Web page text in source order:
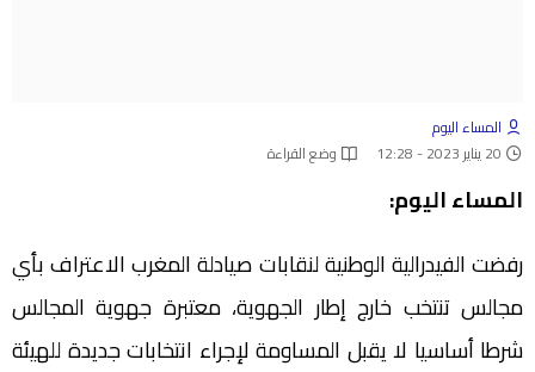
المساء اليوم
20 يناير 2023 - 12:28
وضع القراءة
المساء اليوم:
رفضت الفيدرالية الوطنية لنقابات صيادلة المغرب الاعتراف بأي
مجالس تنتخب خارج إطار الجهوية، معتبرة جهوية المجالس
شرطا أساسيا لا يقبل المساومة لإجراء انتخابات جديدة للهيئة